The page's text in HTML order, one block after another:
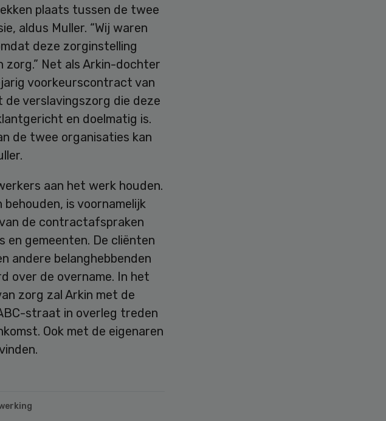
plaats tussen de twee
aldus Muller. “Wij waren
deze zorginstelling
Net als Arkin-dochter
voorkeurscontract van
verslavingszorg die deze
en doelmatig is.
de twee organisaties kan
aan het werk houden.
is voornamelijk
de contractafspraken
en gemeenten. De cliënten
andere belanghebbenden
over de overname. In het
zorg zal Arkin met de
straat in overleg treden
Ook met de eigenaren